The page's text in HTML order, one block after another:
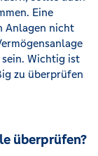
Eine
Anlagen nicht
Wichtig ist
zu überprüfen
überprüfen?